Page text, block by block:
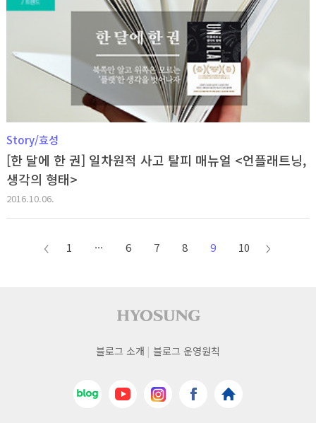
Story/효성
[한 달에 한 권] 일차원적 사고 탈피 매뉴얼 <언플래트닝,
생각의 형태>
2016.10.06.
이전
1 ··· 6 7 8 9 10
다음
사이트 푸터
푸터
블로그 소개 블로그 운영원칙
네이버블로그
바로가기
유튜브
바로가기
인스타그램
바로가기
페이스북
바로가기
효성
홈페이지